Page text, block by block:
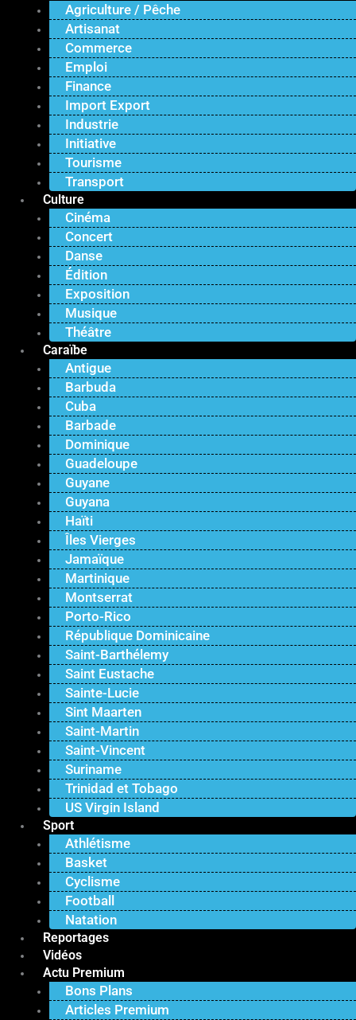
Agriculture / Pêche
Artisanat
Commerce
Emploi
Finance
Import Export
Industrie
Initiative
Tourisme
Transport
Culture
Cinéma
Concert
Danse
Édition
Exposition
Musique
Théâtre
Caraïbe
Antigue
Barbuda
Cuba
Barbade
Dominique
Guadeloupe
Guyane
Guyana
Haïti
Îles Vierges
Jamaïque
Martinique
Montserrat
Porto-Rico
République Dominicaine
Saint-Barthélemy
Saint Eustache
Sainte-Lucie
Sint Maarten
Saint-Martin
Saint-Vincent
Suriname
Trinidad et Tobago
US Virgin Island
Sport
Athlétisme
Basket
Cyclisme
Football
Natation
Reportages
Vidéos
Actu Premium
Bons Plans
Articles Premium